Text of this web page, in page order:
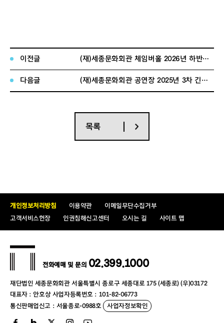
이전글 (재)세종문화회관 체임버홀 2026년 하반기 정기대관 공고
다음글 (재)세종문화회관 공연장 2025년 3차 긴급공실 수시대관 공고
목록
개인정보처리방침 이용약관
이메일무단수집거부
고객서비스헌장
인권침해신고센터 오시는 길 사이트 맵
재단법인 세종문화회관 서울특별시 종로구 세종대로 175 (세종로) (우)03172
대표자 : 안호상 사업자등록번호 : 101-82-06773
통신판매업신고 : 서울종로-0988호 사업자정보확인
전화예매 및 문의 02.399.1000